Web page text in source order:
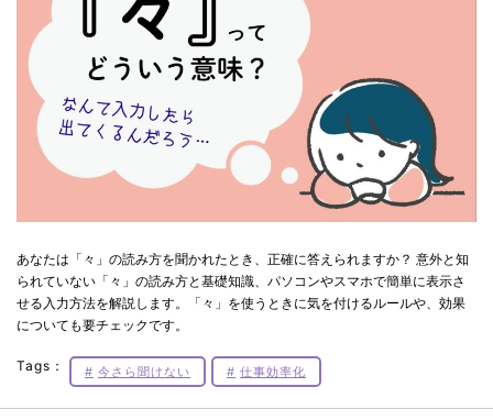
あなたは「々」の読み方を聞かれたとき、正確に答えられますか？ 意外と知
られていない「々」の読み方と基礎知識、パソコンやスマホで簡単に表示さ
せる入力方法を解説します。「々」を使うときに気を付けるルールや、効果
についても要チェックです。
Tags： 今さら聞けない 仕事効率化